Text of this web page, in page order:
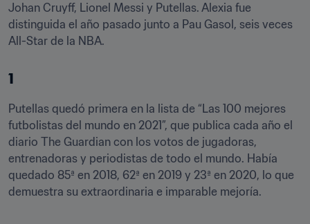
Johan Cruyff, Lionel Messi y Putellas. Alexia fue
distinguida el año pasado junto a Pau Gasol, seis veces
All-Star de la NBA.
1
Putellas quedó primera en la lista de “Las 100 mejores
futbolistas del mundo en 2021”, que publica cada año el
diario The Guardian con los votos de jugadoras,
entrenadoras y periodistas de todo el mundo. Había
quedado 85ª en 2018, 62ª en 2019 y 23ª en 2020, lo que
demuestra su extraordinaria e imparable mejoría.